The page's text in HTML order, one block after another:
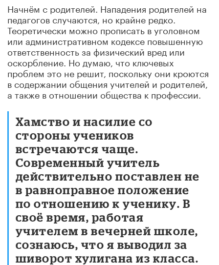
Начнём с родителей. Нападения родителей на
педагогов случаются, но крайне редко.
Теоретически можно прописать в уголовном
или административном кодексе повышенную
ответственность за физический вред или
оскорбление. Но думаю, что ключевых
проблем это не решит, поскольку они кроются
в содержании общения учителей и родителей,
а также в отношении общества к профессии.
Хамство и насилие со
стороны учеников
встречаются чаще.
Современный учитель
действительно поставлен не
в равноправное положение
по отношению к ученику. В
своё время, работая
учителем в вечерней школе,
сознаюсь, что я выводил за
шиворот хулигана из класса.